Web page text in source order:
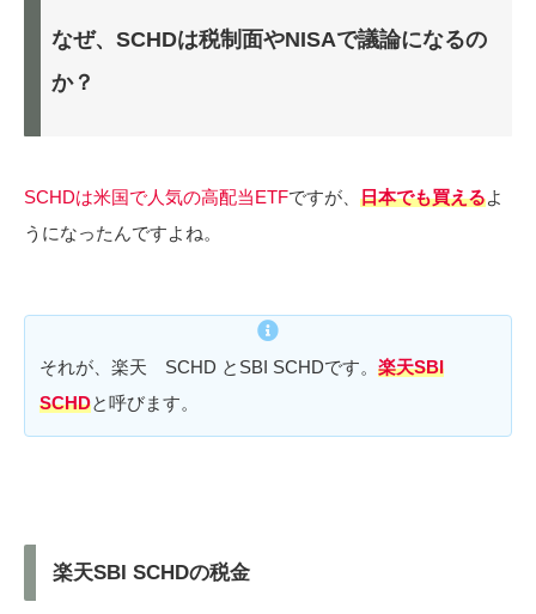
なぜ、SCHDは税制面やNISAで議論になるの
か？
SCHDは米国で人気の高配当ETFですが、 日本でも買えるよ
うになったんですよね。
それが、楽天 SCHD とSBI SCHDです。 楽天SBI
SCHDと呼びます。
楽天SBI SCHDの税金